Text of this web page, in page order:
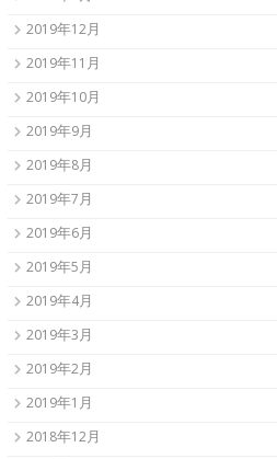
2019年12月
2019年11月
2019年10月
2019年9月
2019年8月
2019年7月
2019年6月
2019年5月
2019年4月
2019年3月
2019年2月
2019年1月
2018年12月